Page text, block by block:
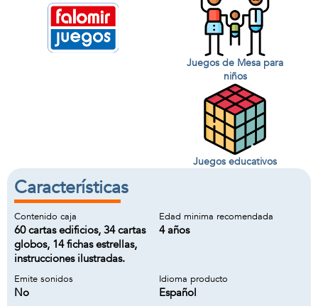
Juegos de Mesa para
niños
Juegos educativos
Características
Contenido caja
60 cartas edificios, 34 cartas
globos, 14 fichas estrellas,
instrucciones ilustradas.
Edad minima recomendada
4 años
Emite sonidos
No
Idioma producto
Español